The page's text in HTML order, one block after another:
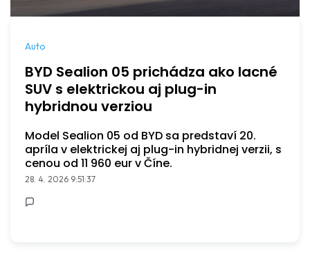
Auto
BYD Sealion 05 prichádza ako lacné
SUV s elektrickou aj plug-in
hybridnou verziou
Model Sealion 05 od BYD sa predstaví 20.
apríla v elektrickej aj plug-in hybridnej verzii, s
cenou od 11 960 eur v Číne.
28. 4. 2026 9:51:37